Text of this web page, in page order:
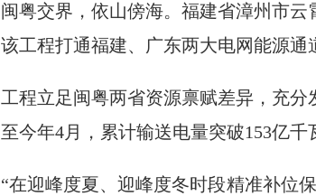
闽粤交界，依山傍海。福建省漳州市
该工程打通福建、广东两大电网能源通
工程立足闽粤两省资源禀赋差异，充
至今年4月，累计输送电量突破153亿千
“在迎峰度夏、迎峰度冬时段精准补位